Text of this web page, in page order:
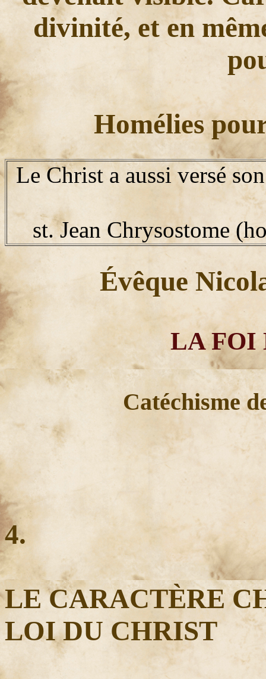
divinité, et en
Homélies
Le Christ a aussi versé
st. Jean Chrysostome
Évêque
LA FOI
Catéchisme
4.
LE CARACTÈRE
LOI DU CHRIST